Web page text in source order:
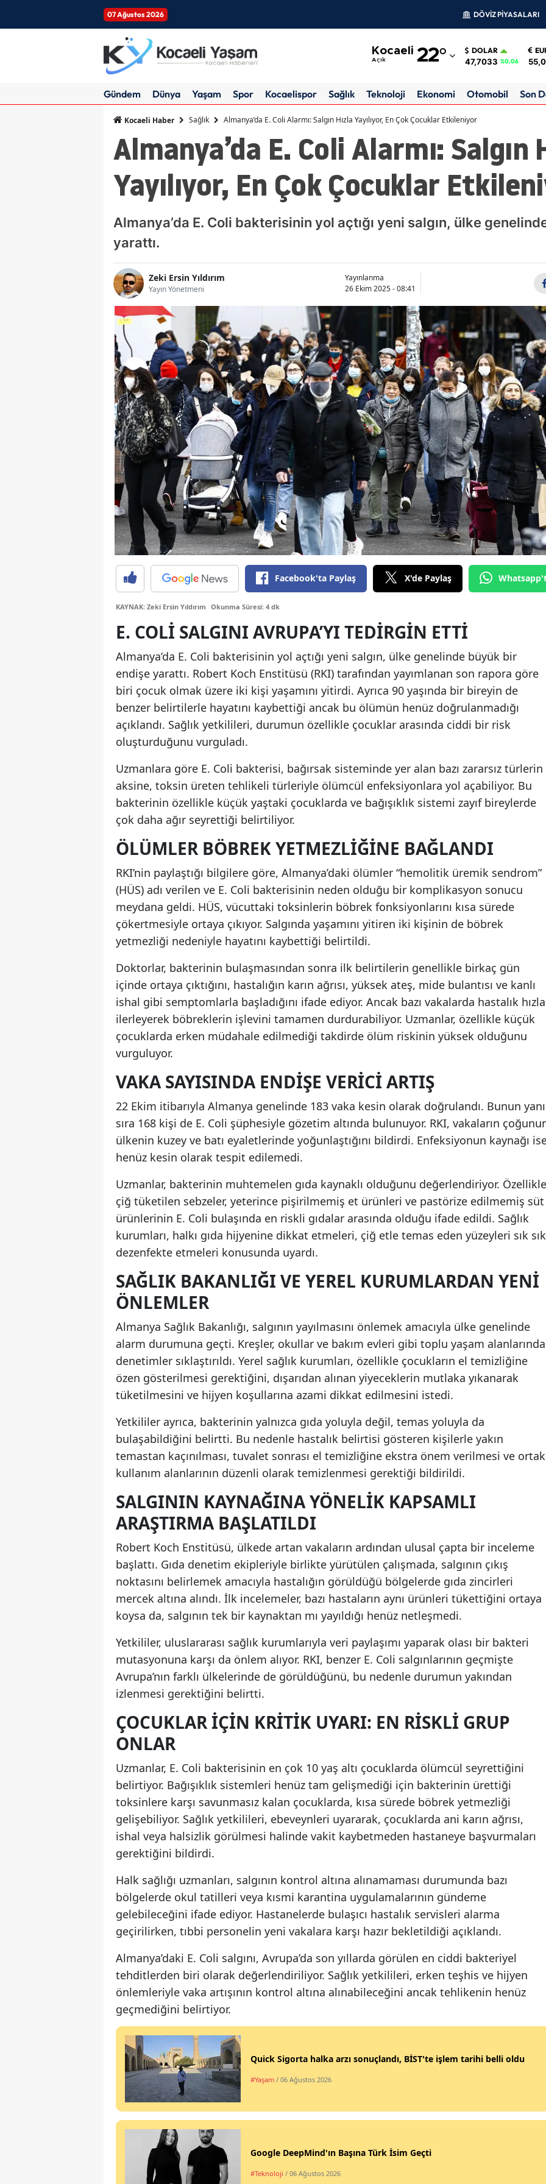
07 Ağustos 2026 DÖVİZ PİYASALARI
Kocaeli
Açık 22°
Adıyaman
Ankara
Antalya
Balıkesir
Bilecik
Bingöl
Bitlis
Bolu
Burdur
Bursa
Çanakkale
Çankırı
Çorum
Denizli
Diyarbakır
Elazığ
Erzurum
Eskişehir
Gaziantep
Giresun
Hatay
Isparta
İzmir
Kars
Kayseri
Kırklareli
Kocaeli
Kütahya
Malatya
Manisa
Mardin
Muş
Niğde
Sakarya
Samsun
Sinop
Sivas
Tokat
Tunceli
Şanlıurfa
Uşak
Yozgat
Kırıkkale
Batman
Şırnak
Ardahan
Iğdır
Yalova
Karabük
Kilis
DOLAR
47,7033 %0.06
Gündem Dünya Yaşam Spor Kocaelispor Sağlık Teknoloji Ekonomi Otomobil Son
Kocaeli Haber Sağlık Almanya’da E. Coli Alarmı: Salgın Hızla Yayılıyor, En Çok Çocuklar Etkileniyor
Almanya’da E. Coli Alarmı: Salgın
Yayılıyor, En Çok Çocuklar
Almanya’da E. Coli bakterisinin yol açtığı yeni salgın, ülke
yarattı.
Zeki Ersin Yıldırım
Yayın Yönetmeni
Yayınlanma
26 Ekim 2025 - 08:41
Facebook'ta Paylaş X'de Paylaş
KAYNAK: Zeki Ersin Yıldırım Okunma Süresi: 4 dk
E. COLI SALGINI AVRUPA’YI TEDIRGIN ETTI
Almanya’da E. Coli bakterisinin yol açtığı yeni salgın, ülke genelinde büyük bir
endişe yarattı. Robert Koch Enstitüsü (RKI) tarafından yayımlanan son rapora göre
biri çocuk olmak üzere iki kişi yaşamını yitirdi. Ayrıca 90 yaşında bir bireyin de
benzer belirtilerle hayatını kaybettiği ancak bu ölümün henüz doğrulanmadığı
açıklandı. Sağlık yetkilileri, durumun özellikle çocuklar arasında ciddi bir risk
oluşturduğunu vurguladı.
Uzmanlara göre E. Coli bakterisi, bağırsak sisteminde yer alan bazı zararsız türlerin
aksine, toksin üreten tehlikeli türleriyle ölümcül enfeksiyonlara yol açabiliyor. Bu
bakterinin özellikle küçük yaştaki çocuklarda ve bağışıklık sistemi zayıf bireylerde
çok daha ağır seyrettiği belirtiliyor.
ÖLÜMLER BÖBREK YETMEZLIĞINE BAĞLANDI
RKI’nin paylaştığı bilgilere göre, Almanya’daki ölümler “hemolitik üremik sendrom”
(HÜS) adı verilen ve E. Coli bakterisinin neden olduğu bir komplikasyon sonucu
meydana geldi. HÜS, vücuttaki toksinlerin böbrek fonksiyonlarını kısa sürede
çökertmesiyle ortaya çıkıyor. Salgında yaşamını yitiren iki kişinin de böbrek
yetmezliği nedeniyle hayatını kaybettiği belirtildi.
Doktorlar, bakterinin bulaşmasından sonra ilk belirtilerin genellikle birkaç gün
içinde ortaya çıktığını, hastalığın karın ağrısı, yüksek ateş, mide bulantısı ve kanlı
ishal gibi semptomlarla başladığını ifade ediyor. Ancak bazı vakalarda hastalık hızla
ilerleyerek böbreklerin işlevini tamamen durdurabiliyor. Uzmanlar, özellikle küçük
çocuklarda erken müdahale edilmediği takdirde ölüm riskinin yüksek olduğunu
vurguluyor.
VAKA SAYISINDA ENDIŞE VERICI ARTIŞ
22 Ekim itibarıyla Almanya genelinde 183 vaka kesin olarak doğrulandı. Bunun yanı
sıra 168 kişi de E. Coli şüphesiyle gözetim altında bulunuyor. RKI, vakaların
ülkenin kuzey ve batı eyaletlerinde yoğunlaştığını bildirdi. Enfeksiyonun kaynağı
henüz kesin olarak tespit edilemedi.
Uzmanlar, bakterinin muhtemelen gıda kaynaklı olduğunu değerlendiriyor. Özellikle
çiğ tüketilen sebzeler, yeterince pişirilmemiş et ürünleri ve pastörize edilmemiş süt
ürünlerinin E. Coli bulaşında en riskli gıdalar arasında olduğu ifade edildi. Sağlık
kurumları, halkı gıda hijyenine dikkat etmeleri, çiğ etle temas eden yüzeyleri sık sık
dezenfekte etmeleri konusunda uyardı.
SAĞLIK BAKANLIĞI VE YEREL KURUMLARDAN YENI
ÖNLEMLER
Almanya Sağlık Bakanlığı, salgının yayılmasını önlemek amacıyla ülke genelinde
alarm durumuna geçti. Kreşler, okullar ve bakım evleri gibi toplu yaşam alanlarında
denetimler sıklaştırıldı. Yerel sağlık kurumları, özellikle çocukların el temizliğine
özen gösterilmesi gerektiğini, dışarıdan alınan yiyeceklerin mutlaka yıkanarak
tüketilmesini ve hijyen koşullarına azami dikkat edilmesini istedi.
Yetkililer ayrıca, bakterinin yalnızca gıda yoluyla değil, temas yoluyla da
bulaşabildiğini belirtti. Bu nedenle hastalık belirtisi gösteren kişilerle yakın
temastan kaçınılması, tuvalet sonrası el temizliğine ekstra önem verilmesi ve ortak
kullanım alanlarının düzenli olarak temizlenmesi gerektiği bildirildi.
SALGININ KAYNAĞINA YÖNELIK KAPSAMLI
ARAŞTIRMA BAŞLATILDI
Robert Koch Enstitüsü, ülkede artan vakaların ardından ulusal çapta bir inceleme
başlattı. Gıda denetim ekipleriyle birlikte yürütülen çalışmada, salgının çıkış
noktasını belirlemek amacıyla hastalığın görüldüğü bölgelerde gıda zincirleri
mercek altına alındı. İlk incelemeler, bazı hastaların aynı ürünleri tükettiğini ortaya
koysa da, salgının tek bir kaynaktan mı yayıldığı henüz netleşmedi.
Yetkililer, uluslararası sağlık kurumlarıyla veri paylaşımı yaparak olası bir bakteri
mutasyonuna karşı da önlem alıyor. RKI, benzer E. Coli salgınlarının geçmişte
Avrupa’nın farklı ülkelerinde de görüldüğünü, bu nedenle durumun yakından
izlenmesi gerektiğini belirtti.
ÇOCUKLAR İÇIN KRITIK UYARI: EN RISKLI GRUP
ONLAR
Uzmanlar, E. Coli bakterisinin en çok 10 yaş altı çocuklarda ölümcül seyrettiğini
belirtiyor. Bağışıklık sistemleri henüz tam gelişmediği için bakterinin ürettiği
toksinlere karşı savunmasız kalan çocuklarda, kısa sürede böbrek yetmezliği
gelişebiliyor. Sağlık yetkilileri, ebeveynleri uyararak, çocuklarda ani karın ağrısı,
ishal veya halsizlik görülmesi halinde vakit kaybetmeden hastaneye başvurmaları
gerektiğini bildirdi.
Halk sağlığı uzmanları, salgının kontrol altına alınamaması durumunda bazı
bölgelerde okul tatilleri veya kısmi karantina uygulamalarının gündeme
gelebileceğini ifade ediyor. Hastanelerde bulaşıcı hastalık servisleri alarma
geçirilirken, tıbbi personelin yeni vakalara karşı hazır bekletildiği açıklandı.
Almanya’daki E. Coli salgını, Avrupa’da son yıllarda görülen en ciddi bakteriyel
tehditlerden biri olarak değerlendiriliyor. Sağlık yetkilileri, erken teşhis ve hijyen
önlemleriyle vaka artışının kontrol altına alınabileceğini ancak tehlikenin henüz
geçmediğini belirtiyor.
Quick Sigorta halka arzı sonuçlandı, BİST'te işlem tarihi belli oldu
#Yaşam / 06 Ağustos 2026
Google DeepMind'ın Başına Türk İsim Geçti
#Teknoloji / 06 Ağustos 2026